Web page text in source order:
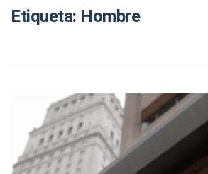
Etiqueta: Hombre